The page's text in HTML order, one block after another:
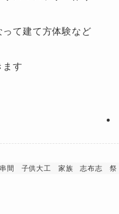
て建て方体験など
ます
串間 子供大工 家族 志布志 祭